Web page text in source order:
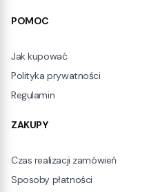
POMOC
Jak kupować
Polityka prywatności
Regulamin
ZAKUPY
Czas realizacji zamówień
Sposoby płatności